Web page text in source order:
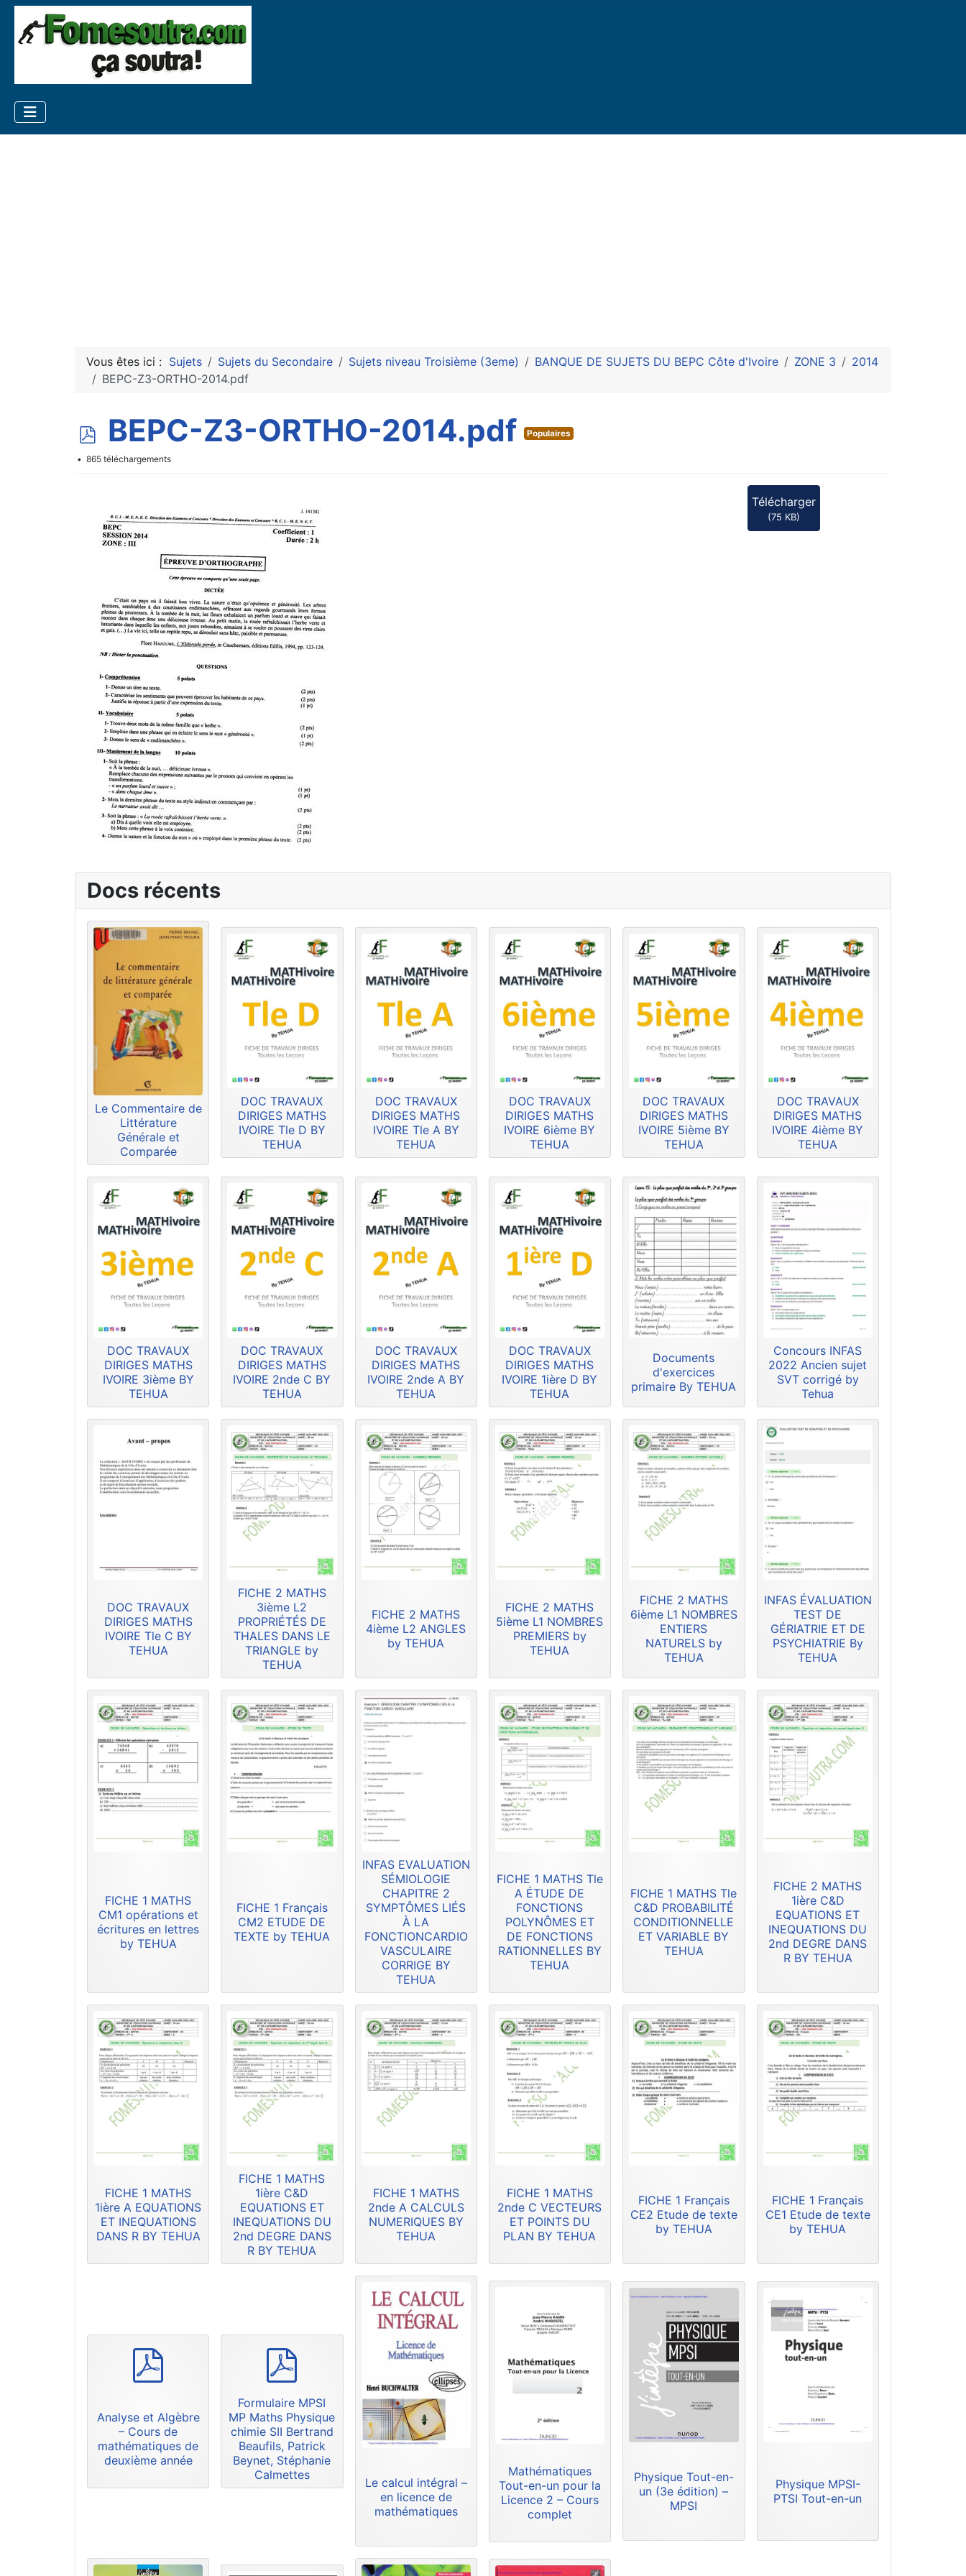
Vous êtes ici : Sujets Sujets du Secondaire Sujets niveau Troisième (3eme) BANQUE DE SUJETS DU BEPC Côte d'Ivoire ZONE 3
2014
BEPC-Z3-ORTHO-2014.pdf
p
d
BEPC-Z3-ORTHO-2014.pdf Populaires
865 téléchargements
Télécharger
(75 KB)
Docs récents
Le Commentaire de
Littérature
Générale et
Comparée
DOC TRAVAUX
DIRIGES MATHS
IVOIRE Tle D BY
TEHUA
DOC TRAVAUX
DIRIGES MATHS
IVOIRE Tle A BY
TEHUA
DOC TRAVAUX
DIRIGES MATHS
IVOIRE 6ième BY
TEHUA
DOC TRAVAUX
DIRIGES MATHS
IVOIRE 5ième BY
TEHUA
DOC TRAVAUX
DIRIGES MATHS
IVOIRE 4ième BY
TEHUA
DOC TRAVAUX
DIRIGES MATHS
IVOIRE 3ième BY
TEHUA
DOC TRAVAUX
DIRIGES MATHS
IVOIRE 2nde C BY
TEHUA
DOC TRAVAUX
DIRIGES MATHS
IVOIRE 2nde A BY
TEHUA
DOC TRAVAUX
DIRIGES MATHS
IVOIRE 1ière D BY
TEHUA
Documents
d'exercices
primaire By TEHUA
Concours INFAS
2022 Ancien sujet
SVT corrigé by
Tehua
DOC TRAVAUX
DIRIGES MATHS
IVOIRE Tle C BY
TEHUA
FICHE 2 MATHS
3ième L2
PROPRIÉTÉS DE
THALES DANS LE
TRIANGLE by
TEHUA
FICHE 2 MATHS
4ième L2 ANGLES
by TEHUA
FICHE 2 MATHS
5ième L1 NOMBRES
PREMIERS by
TEHUA
FICHE 2 MATHS
6ième L1 NOMBRES
ENTIERS
NATURELS by
TEHUA
INFAS ÉVALUATION
TEST DE
GÉRIATRIE ET DE
PSYCHIATRIE By
TEHUA
FICHE 1 MATHS
CM1 opérations et
écritures en lettres
by TEHUA
FICHE 1 Français
CM2 ETUDE DE
TEXTE by TEHUA
INFAS EVALUATION
SÉMIOLOGIE
CHAPITRE 2
SYMPTÔMES LIÉS
À LA
FONCTIONCARDIO
VASCULAIRE
CORRIGE BY
TEHUA
FICHE 1 MATHS Tle
A ÉTUDE DE
FONCTIONS
POLYNÔMES ET
DE FONCTIONS
RATIONNELLES BY
TEHUA
FICHE 1 MATHS Tle
C&D PROBABILITÉ
CONDITIONNELLE
ET VARIABLE BY
TEHUA
FICHE 2 MATHS
1ière C&D
EQUATIONS ET
INEQUATIONS DU
2nd DEGRE DANS
R BY TEHUA
FICHE 1 MATHS
1ière A EQUATIONS
ET INEQUATIONS
DANS R BY TEHUA
FICHE 1 MATHS
1ière C&D
EQUATIONS ET
INEQUATIONS DU
2nd DEGRE DANS
R BY TEHUA
FICHE 1 MATHS
2nde A CALCULS
NUMERIQUES BY
TEHUA
FICHE 1 MATHS
2nde C VECTEURS
ET POINTS DU
PLAN BY TEHUA
FICHE 1 Français
CE2 Etude de texte
by TEHUA
FICHE 1 Français
CE1 Etude de texte
by TEHUA
Analyse et Algèbre
– Cours de
mathématiques de
deuxième année
Formulaire MPSI
MP Maths Physique
chimie SII Bertrand
Beaufils, Patrick
Beynet, Stéphanie
Calmettes
Le calcul intégral –
en licence de
mathématiques
Mathématiques
Tout-en-un pour la
Licence 2 – Cours
complet
Physique Tout-en-
un (3e édition) –
MPSI
Physique MPSI-
PTSI Tout-en-un